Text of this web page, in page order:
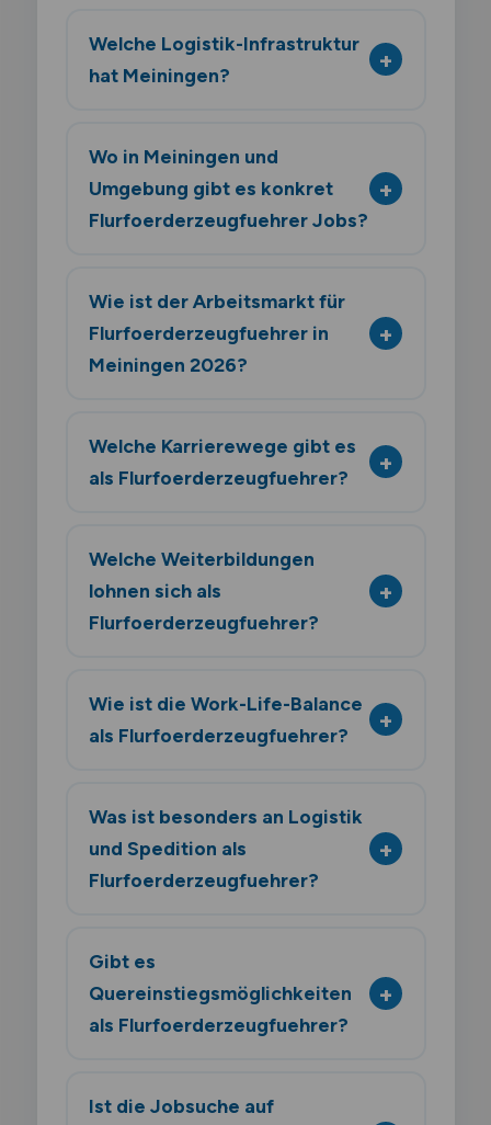
Welche Logistik-Infrastruktur
hat Meiningen?
Wo in Meiningen und
Umgebung gibt es konkret
Flurfoerderzeugfuehrer Jobs?
Wie ist der Arbeitsmarkt für
Flurfoerderzeugfuehrer in
Meiningen 2026?
Welche Karrierewege gibt es
als Flurfoerderzeugfuehrer?
Welche Weiterbildungen
lohnen sich als
Flurfoerderzeugfuehrer?
Wie ist die Work-Life-Balance
als Flurfoerderzeugfuehrer?
Was ist besonders an Logistik
und Spedition als
Flurfoerderzeugfuehrer?
Gibt es
Quereinstiegsmöglichkeiten
als Flurfoerderzeugfuehrer?
Ist die Jobsuche auf